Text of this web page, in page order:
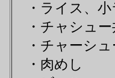
・ライス、小
・チャシュー
・チャーシュ
・肉めし